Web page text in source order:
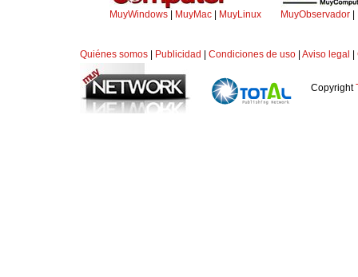
MuyWindows MuyMac MuyLinux MuyObservador
Quiénes somos Publicidad Condiciones de uso Aviso legal
Copyright